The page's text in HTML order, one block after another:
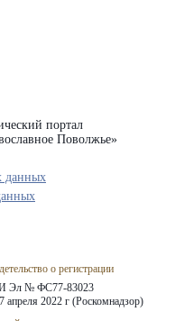
портал
Поволжье»
о регистрации
Эл № ФС77-83023
апреля 2022 г (Роскомнадзор)
данных